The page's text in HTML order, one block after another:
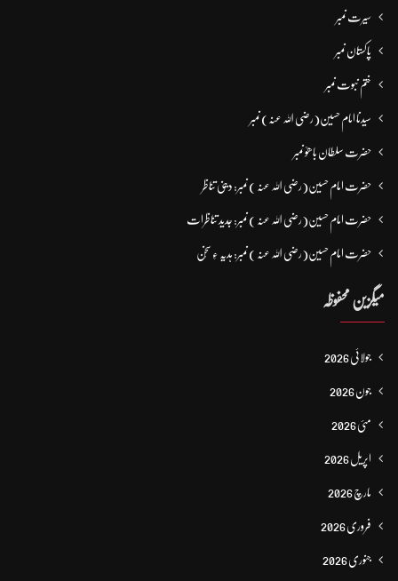
سیرت نمبر
پاکستان نمبر
ختم نبوت نمبر
سیدنا امام حسین(رضی اللہ عنہ) نمبر
حضرت سلطان باھوؒ نمبر
حضرت امام حسین(رضی اللہ عنہ ) نمبر: دینی تناظر
حضرت امام حسین(رضی اللہ عنہ ) نمبر: جدید تناظرات
حضرت امام حسین(رضی اللہ عنہ ) نمبر: ہدیہ ءِ سُخن
میگزین محفوظہ
جولائی 2026
جون 2026
مئی 2026
اپریل 2026
مارچ 2026
فروری 2026
جنوری 2026